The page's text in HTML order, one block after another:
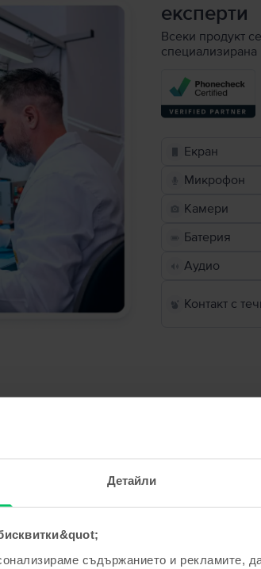
Детайли
съдържанието и рекламите,
експерти
Всеки продукт
специализирана
Екран
Микрофон
Камери
Батерия
Аудио
Контакт с
и е внимателно проверено от
с нови, сертифицирани части.
за да се гарантира, че функционира
но без дефекти, които биха повлияли